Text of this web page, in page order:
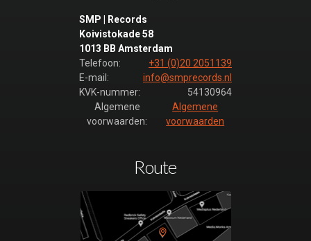
SMP | Records
Koivistokade 58
1013 BB Amsterdam
Telefoon:
+31 (0)20 2051139
E-mail:
info@smprecords.nl
KVK-nummer:
54130964
Algemene
voorwaarden:
Algemene
voorwaarden
Route